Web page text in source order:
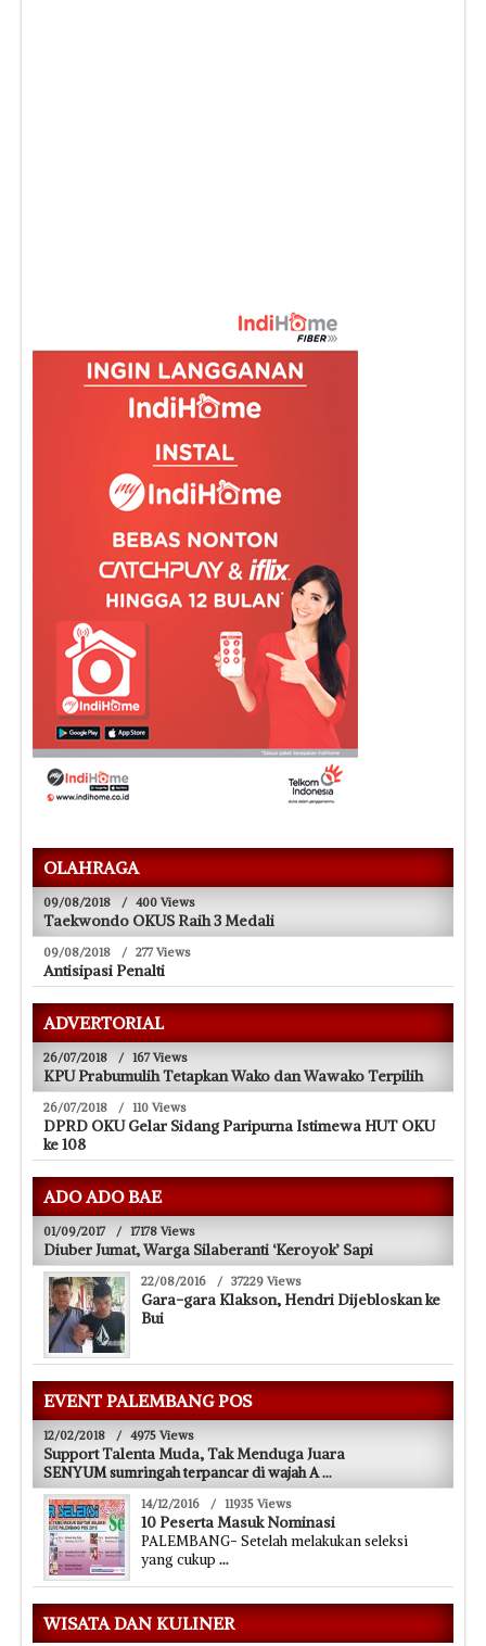
OLAHRAGA
09/08/2018 / 400 Views
Taekwondo OKUS Raih 3 Medali
09/08/2018 / 277 Views
Antisipasi Penalti
ADVERTORIAL
26/07/2018 / 167 Views
KPU Prabumulih Tetapkan Wako dan Wawako Terpilih
26/07/2018 / 110 Views
DPRD OKU Gelar Sidang Paripurna Istimewa HUT OKU
ke 108
ADO ADO BAE
01/09/2017 / 17178 Views
Diuber Jumat, Warga Silaberanti ‘Keroyok’ Sapi
22/08/2016 / 37229 Views
Gara-gara Klakson, Hendri Dijebloskan ke
Bui
EVENT PALEMBANG POS
12/02/2018 / 4975 Views
Support Talenta Muda, Tak Menduga Juara
SENYUM sumringah terpancar di wajah A...
14/12/2016 / 11935 Views
10 Peserta Masuk Nominasi
PALEMBANG- Setelah melakukan seleksi
yang cukup ...
WISATA DAN KULINER